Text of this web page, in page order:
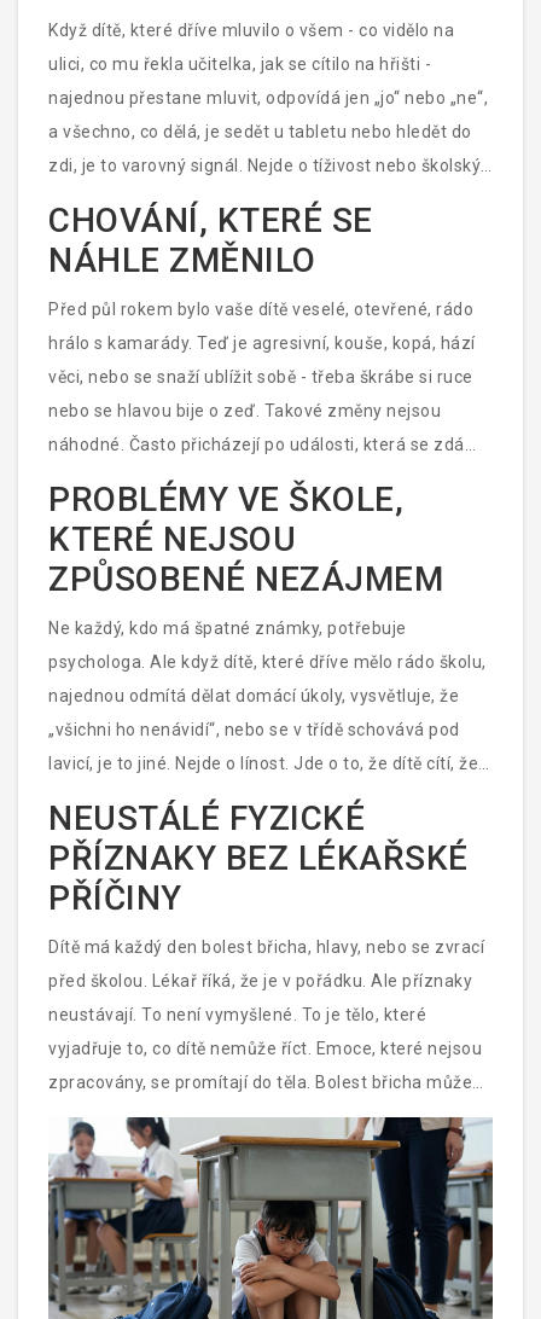
- je čas zvážit konzultaci s dětským psychologem.
Když dítě, které dříve mluvilo o všem - co vidělo na
ulici, co mu řekla učitelka, jak se cítilo na hřišti -
najednou přestane mluvit, odpovídá jen „jo“ nebo „ne“,
a všechno, co dělá, je sedět u tabletu nebo hledět do
zdi, je to varovný signál. Nejde o tíživost nebo školský
stres. Jde o odstup od reality. Dítě se zavírá, protože
svět je pro něj příliš bolestný nebo nepředvídatelný.
Takové zavírání se nevyřeší samotným časem.
Potřebuje bezpečný prostor, kde se může znovu
naučit komunikovat - a to je práce psychologa.
CHOVÁNÍ, KTERÉ SE
NÁHLE ZMĚNILO
Před půl rokem bylo vaše dítě veselé, otevřené, rádo
hrálo s kamarády. Teď je agresivní, kouše, kopá, hází
věci, nebo se snaží ublížit sobě - třeba škrábe si ruce
nebo se hlavou bije o zeď. Takové změny nejsou
náhodné. Často přicházejí po události, která se zdá
být malá - rozvod rodičů, přesídlení, smrt domácího
mazlíčka, nebo i jen dlouhodobý konflikt mezi rodiči.
Dítě nemá slova, aby to vysvětlilo, takže to vyjadřuje
tělem. Pokud se toto chování opakuje déle než dva
PROBLÉMY VE ŠKOLE,
KTERÉ NEJSOU
ZPŮSOBENÉ NEZÁJMEM
Ne každý, kdo má špatné známky, potřebuje
psychologa. Ale když dítě, které dříve mělo rádo školu,
najednou odmítá dělat domácí úkoly, vysvětluje, že
„všichni ho nenávidí“, nebo se v třídě schovává pod
lavicí, je to jiné. Nejde o línost. Jde o to, že dítě cítí, že
není v bezpečí. Možná je šikanováno, možná se cítí
nevýznamné, možná má problém s čtením, který
nikdo nevidí. Psycholog může pomoci rozpoznat, zda
je to problém se sociálními dovednostmi, učením,
NEUSTÁLÉ FYZICKÉ
PŘÍZNAKY BEZ LÉKAŘSKÉ
PŘÍČINY
Dítě má každý den bolest břicha, hlavy, nebo se zvrací
před školou. Lékař říká, že je v pořádku. Ale příznaky
neustávají. To není vymyšlené. To je tělo, které
vyjadřuje to, co dítě nemůže říct. Emoce, které nejsou
zpracovány, se promítají do těla. Bolest břicha může
být strach z rozdělení rodičů. Hlava může být tlak,
který cítí, když se musí „být silný“. Pokud se tyto
příznaky opakují a lékař nic nenašel, psycholog může
pomoci najít skrytou příčinu - a zastavit fyzické bolesti
tím, že začne léčit emocionální.